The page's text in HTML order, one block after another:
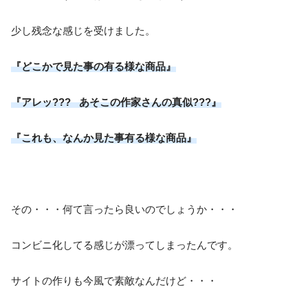
少し残念な感じを受けました。
『どこかで見た事の有る様な商品』
『アレッ??? あそこの作家さんの真似???』
『これも、なんか見た事有る様な商品』
その・・・何て言ったら良いのでしょうか・・・
コンビニ化してる感じが漂ってしまったんです。
サイトの作りも今風で素敵なんだけど・・・